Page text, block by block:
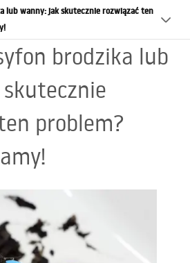
lub wanny: jak skutecznie rozwiązać ten
brodzika lub
problem?